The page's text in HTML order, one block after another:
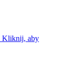
Kliknij, aby